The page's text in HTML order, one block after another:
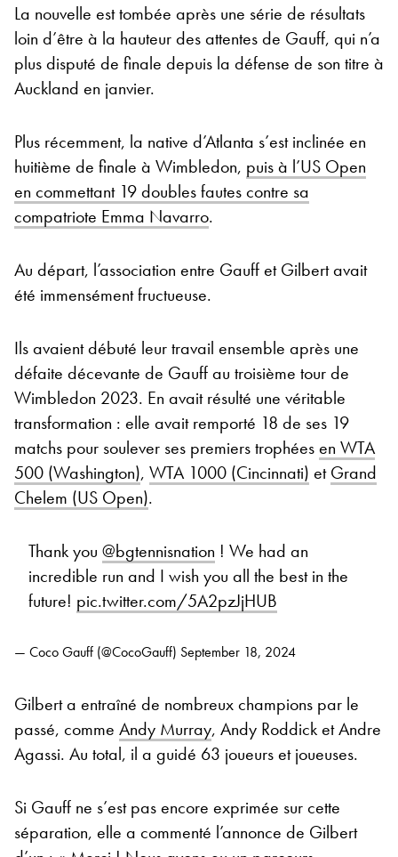
La nouvelle est tombée après une série de résultats
loin d’être à la hauteur des attentes de Gauff, qui n’a
plus disputé de finale depuis la défense de son titre à
Auckland en janvier.
Plus récemment, la native d’Atlanta s’est inclinée en
huitième de finale à Wimbledon, puis à l’US Open
en commettant 19 doubles fautes contre sa
compatriote Emma Navarro.
Au départ, l’association entre Gauff et Gilbert avait
été immensément fructueuse.
Ils avaient débuté leur travail ensemble après une
défaite décevante de Gauff au troisième tour de
Wimbledon 2023. En avait résulté une véritable
transformation : elle avait remporté 18 de ses 19
matchs pour soulever ses premiers trophéesen WTA
500 (Washington), WTA 1000 (Cincinnati) etGrand
Chelem (US Open).
Thank you @bgtennisnation ! We had an
incredible run and I wish you all the best in the
future! pic.twitter.com/5A2pzJjHUB
— Coco Gauff (@CocoGauff) September 18, 2024
Gilbert a entraîné de nombreux champions par le
passé, comme Andy Murray, Andy Roddick et Andre
Agassi. Au total, il a guidé 63 joueurs et joueuses.
Si Gauff ne s’est pas encore exprimée sur cette
séparation, elle a commenté l’annonce de Gilbert